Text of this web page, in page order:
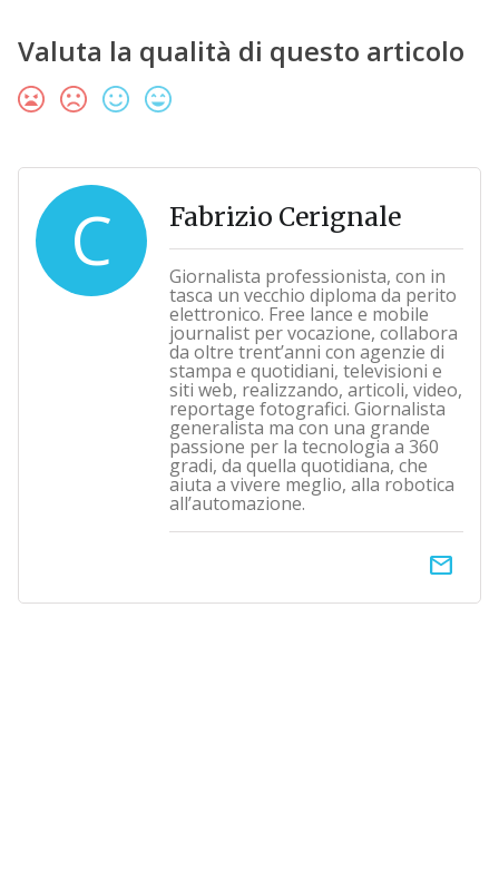
Valuta la qualità di questo articolo
C Fabrizio Cerignale
Giornalista professionista, con in
tasca un vecchio diploma da perito
elettronico. Free lance e mobile
journalist per vocazione, collabora
da oltre trent’anni con agenzie di
stampa e quotidiani, televisioni e
siti web, realizzando, articoli, video,
reportage fotografici. Giornalista
generalista ma con una grande
passione per la tecnologia a 360
gradi, da quella quotidiana, che
aiuta a vivere meglio, alla robotica
all’automazione.
email